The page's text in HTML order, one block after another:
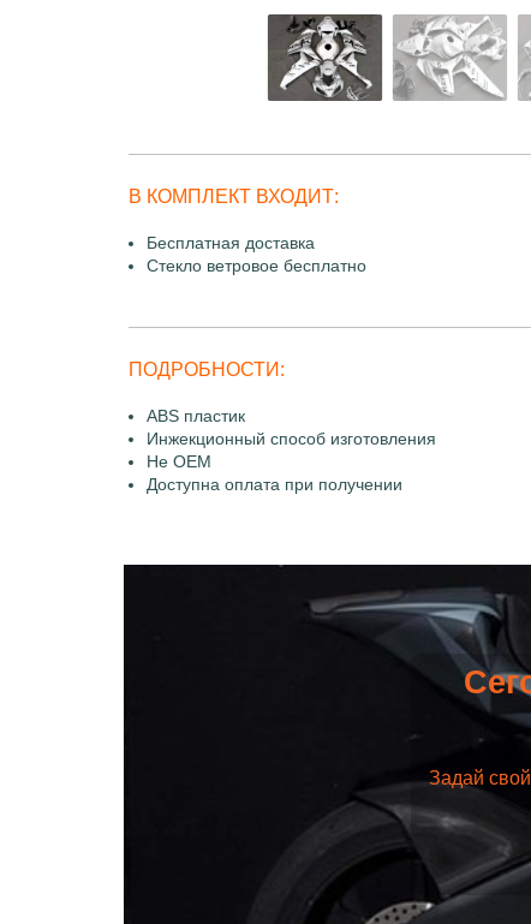
В КОМПЛЕКТ ВХОДИТ:
Бесплатная доставка
Стекло ветровое бесплатно
ПОДРОБНОСТИ:
ABS пластик
Инжекционный способ изготовления
Не OEM
Доступна оплата при получении
Задай